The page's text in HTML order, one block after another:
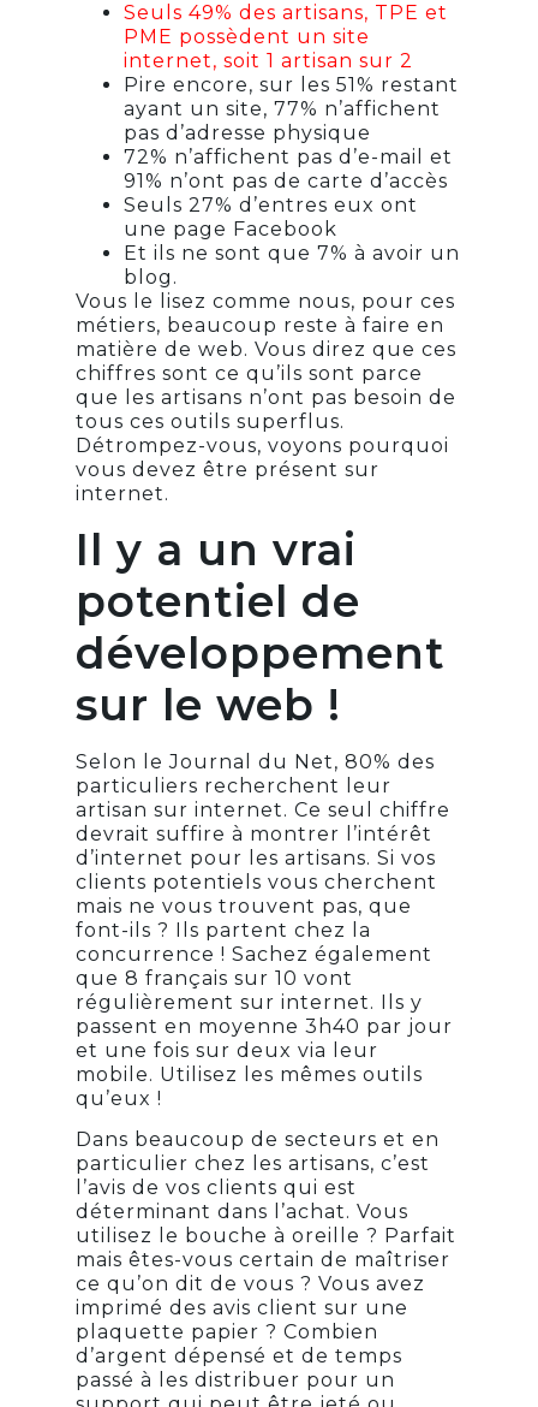
Seuls 49% des artisans, TPE et
PME possèdent un site
internet, soit 1 artisan sur 2
Pire encore, sur les 51% restant
ayant un site, 77% n’affichent
pas d’adresse physique
72% n’affichent pas d’e-mail et
91% n’ont pas de carte d’accès
Seuls 27% d’entres eux ont
une page Facebook
Et ils ne sont que 7% à avoir un
blog.
Vous le lisez comme nous, pour ces
métiers, beaucoup reste à faire en
matière de web. Vous direz que ces
chiffres sont ce qu’ils sont parce
que les artisans n’ont pas besoin de
tous ces outils superflus.
Détrompez-vous, voyons pourquoi
vous devez être présent sur
internet.
Il y a un vrai
potentiel de
développement
sur le web !
Selon le Journal du Net, 80% des
particuliers recherchent leur
artisan sur internet. Ce seul chiffre
devrait suffire à montrer l’intérêt
d’internet pour les artisans. Si vos
clients potentiels vous cherchent
mais ne vous trouvent pas, que
font-ils ? Ils partent chez la
concurrence ! Sachez également
que 8 français sur 10 vont
régulièrement sur internet. Ils y
passent en moyenne 3h40 par jour
et une fois sur deux via leur
mobile. Utilisez les mêmes outils
qu’eux !
Dans beaucoup de secteurs et en
particulier chez les artisans, c’est
l’avis de vos clients qui est
déterminant dans l’achat. Vous
utilisez le bouche à oreille ? Parfait
mais êtes-vous certain de maîtriser
ce qu’on dit de vous ? Vous avez
imprimé des avis client sur une
plaquette papier ? Combien
d’argent dépensé et de temps
passé à les distribuer pour un